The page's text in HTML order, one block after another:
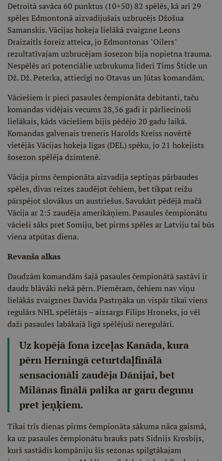
Detroitā savāca 60 punktus (10+50) 82 spēlēs, kā arī 29
spēles Edmontonā aizvadījušais uzbrucējs Džošua
Samanskis. Vācijas hokeja lielākā zvaigzne Leons
Draizaitls šoreiz atteica, jo Edmontonas "Oilers"
rezultatīvajam uzbrucējam šosezon bija nopietna trauma.
Nespēlēs arī potenciālie uzbrukuma līderi Tims Šticle un
Dž. Dž. Peterka, attiecīgi no Otavas un Jūtas komandām.
Vāciešiem ir pieci pasaules čempionāta debitanti, taču
komandas vidējais vecums 28,56 gadi ir pārliecinoši
lielākais, kāds vāciešiem bijis pēdējo 20 gadu laikā.
Komandas galvenais treneris Harolds Kreiss novērtē
vietējās Vācijas hokeja līgas (DEL) spēku, jo 21 hokejists
šosezon spēlēja dzimtenē.
Vācija pirms čempionāta aizvadīja septiņas pārbaudes
spēles, divas reizes zaudējot čehiem, bet tikpat reižu
pārspējot slovākus un austriešus. Savukārt pēdējā mačā
Vācija ar 2:5 zaudēja amerikāņiem. Pasaules čempionātu
vācieši sāks pret Somiju, bet pirms spēles ar Latviju tai būs
viena atpūtas diena.
Revanša alkas
Daudzām komandām šajā pasaules čempionātā sastāvi ir
daudz blāvāki nekā pērn. Piemēram, čehiem nav viņu
lielākās zvaigznes Davida Pastrņāka un vispār tikai viens
regulārs NHL spēlētājs – aizsargs Filips Hroneks, jo vēl
daži pasaules labākajā līgā spēlējuši neregulāri.
Uz kopējā fona izceļas Kanāda, kura
pērn Herningā ceturtdaļfinālā
sensacionāli zaudēja Dānijai, bet
Milānas finālā palika ar garu degunu
pret jeņķiem.
Tikai trīs dienas pirms čempionāta sākuma nāca gaismā,
ka uz pasaules čempionātu brauks pats Sidnijs Krosbijs,
kurš sastādīs kompāniju šīs sezonas spilgtākajam